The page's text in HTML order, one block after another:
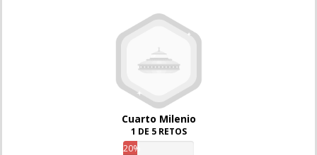
Cuarto Milenio
1 DE 5 RETOS
20%